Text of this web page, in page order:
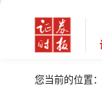
您当前的位置：